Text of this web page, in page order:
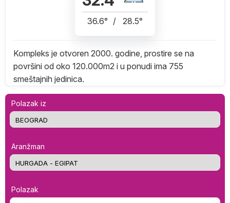
36.6° / 28.5°
Kompleks je otvoren 2000. godine, prostire se na
površini od oko 120.000m2 i u ponudi ima 755
smeštajnih jedinica.
Polazak iz
Aranžman
Polazak